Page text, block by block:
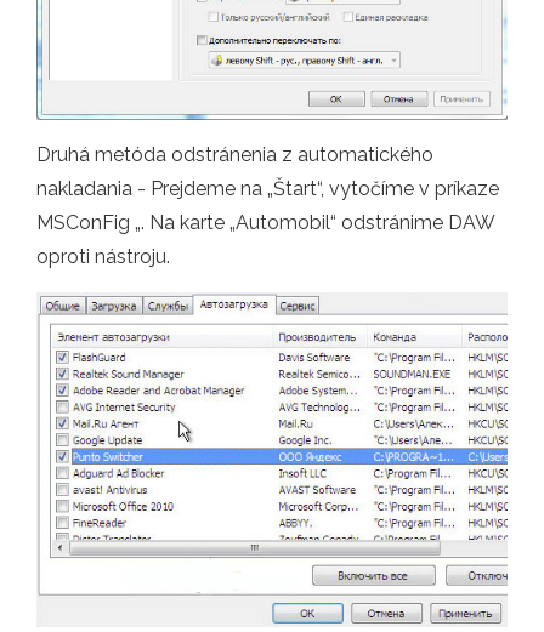
Druhá metóda odstránenia z automatického
nakladania - Prejdeme na „Štart“, vytočíme v príkaze
MSConFig „. Na karte „Automobil“ odstránime DAW
oproti nástroju.